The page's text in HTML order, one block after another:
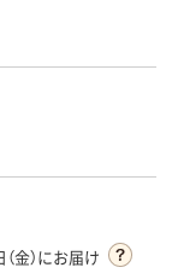
金）にお届け